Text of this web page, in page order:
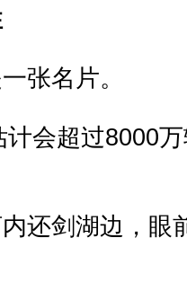
张名片。
会超过8000
还剑湖边，眼